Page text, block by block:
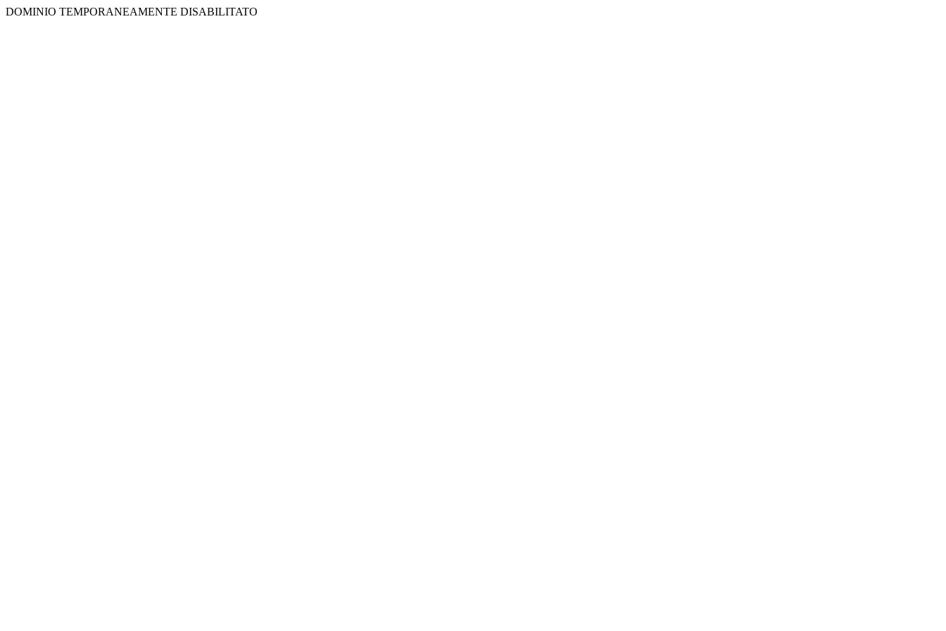
DOMINIO TEMPORANEAMENTE DISABILITATO